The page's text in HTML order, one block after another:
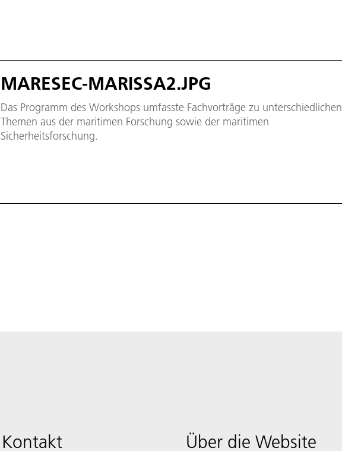
MARESEC-MARISSA2.JPG
Das Programm des Workshops umfasste Fachvorträge zu unterschiedlichen
Themen aus der maritimen Forschung sowie der maritimen
Sicherheitsforschung.
Kontakt Über die Website